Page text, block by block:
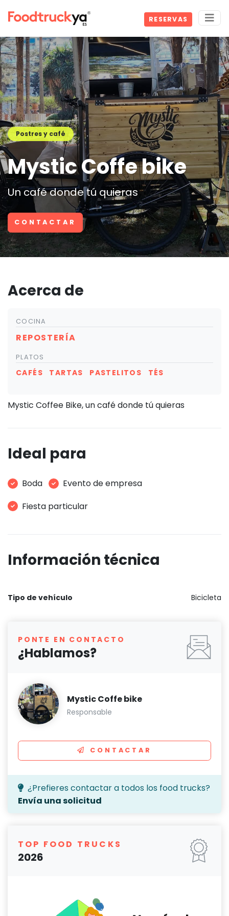
RESERVAS
Postres y café
Mystic Coffe bike
Un café donde tú quieras
CONTACTAR
Acerca de
COCINA
REPOSTERÍA
PLATOS
CAFÉS TARTAS PASTELITOS TÉS
Mystic Coffee Bike, un café donde tú quieras
Ideal para
Boda
Evento de empresa
Fiesta particular
Información técnica
Tipo de vehículo Bicicleta
PONTE EN CONTACTO
¿Hablamos?
Mystic Coffe bike
Responsable
CONTACTAR
¿Prefieres contactar a todos los food trucks?
Envía una solicitud
TOP FOOD TRUCKS
2026